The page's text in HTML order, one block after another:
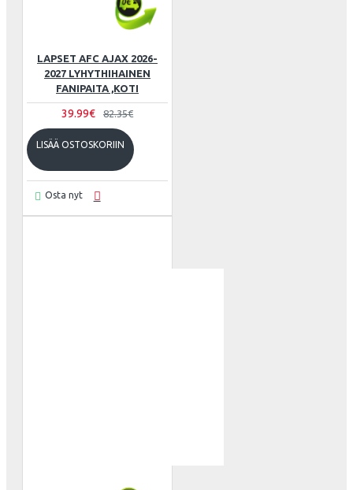
LAPSET AFC AJAX 2026-
2027 LYHYTHIHAINEN
FANIPAITA ,KOTI
39.99€ 82.35€
LISÄÄ OSTOSKORIIN
Osta nyt